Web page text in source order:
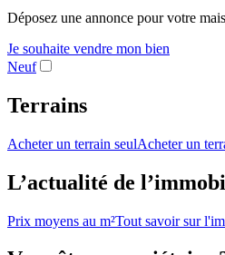
Déposez une annonce pour votre
Je souhaite vendre mon bien
Neuf
Terrains
Acheter un terrain seulAcheter un
L’actualité de
Prix moyens au m²Tout savoir sur